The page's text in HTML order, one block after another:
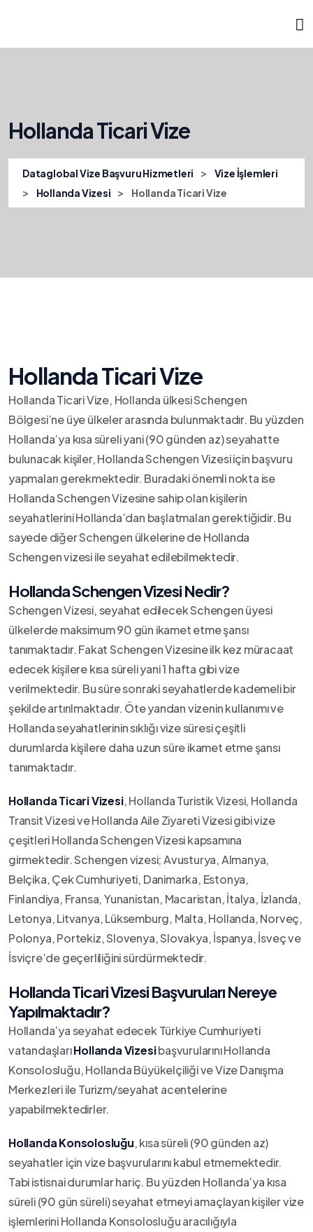
Hollanda Ticari Vize
Dataglobal Vize Başvuru Hizmetleri > Vize İşlemleri
> Hollanda Vizesi > Hollanda Ticari Vize
Hollanda Ticari Vize
Hollanda Ticari Vize, Hollanda ülkesi Schengen
Bölgesi’ne üye ülkeler arasında bulunmaktadır. Bu yüzden
Hollanda’ya kısa süreli yani (90 günden az) seyahatte
bulunacak kişiler, Hollanda Schengen Vizesi için başvuru
yapmaları gerekmektedir. Buradaki önemli nokta ise
Hollanda Schengen Vizesine sahip olan kişilerin
seyahatlerini Hollanda’dan başlatmaları gerektiğidir. Bu
sayede diğer Schengen ülkelerine de Hollanda
Schengen vizesi ile seyahat edilebilmektedir.
Hollanda Schengen Vizesi Nedir?
Schengen Vizesi, seyahat edilecek Schengen üyesi
ülkelerde maksimum 90 gün ikamet etme şansı
tanımaktadır. Fakat Schengen Vizesine ilk kez müracaat
edecek kişilere kısa süreli yani 1 hafta gibi vize
verilmektedir. Bu süre sonraki seyahatlerde kademeli bir
şekilde artırılmaktadır. Öte yandan vizenin kullanımı ve
Hollanda seyahatlerinin sıklığı vize süresi çeşitli
durumlarda kişilere daha uzun süre ikamet etme şansı
tanımaktadır.
Hollanda Ticari Vizesi, Hollanda Turistik Vizesi, Hollanda
Transit Vizesi ve Hollanda Aile Ziyareti Vizesi gibi vize
çeşitleri Hollanda Schengen Vizesi kapsamına
girmektedir. Schengen vizesi; Avusturya, Almanya,
Belçika, Çek Cumhuriyeti, Danimarka, Estonya,
Finlandiya, Fransa, Yunanistan, Macaristan, İtalya, İzlanda,
Letonya, Litvanya, Lüksemburg, Malta, Hollanda, Norveç,
Polonya, Portekiz, Slovenya, Slovakya, İspanya, İsveç ve
İsviçre’de geçerliliğini sürdürmektedir.
Hollanda Ticari Vizesi Başvuruları Nereye
Yapılmaktadır?
Hollanda’ya seyahat edecek Türkiye Cumhuriyeti
vatandaşlarıHollanda Vizesibaşvurularını Hollanda
Konsolosluğu, Hollanda Büyükelçiliği ve Vize Danışma
Merkezleri ile Turizm/seyahat acentelerine
yapabilmektedirler.
Hollanda Konsolosluğu, kısa süreli (90 günden az)
seyahatler için vize başvurularını kabul etmemektedir.
Tabi istisnai durumlar hariç. Bu yüzden Hollanda’ya kısa
süreli (90 gün süreli) seyahat etmeyi amaçlayan kişiler vize
işlemlerini Hollanda Konsolosluğu aracılığıyla